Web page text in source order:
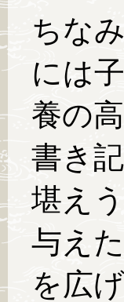
ちな
には
養の
書き
堪え
与え
を広